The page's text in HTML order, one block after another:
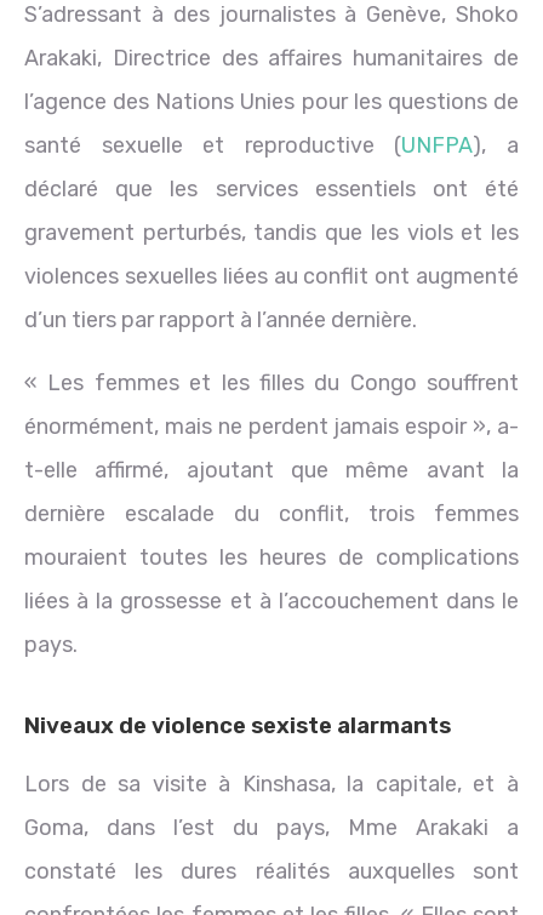
S’adressant à des journalistes à Genève, Shoko
Arakaki, Directrice des affaires humanitaires de
l’agence des Nations Unies pour les questions de
santé sexuelle et reproductive (UNFPA), a
déclaré que les services essentiels ont été
gravement perturbés, tandis que les viols et les
violences sexuelles liées au conflit ont augmenté
d’un tiers par rapport à l’année dernière.
« Les femmes et les filles du Congo souffrent
énormément, mais ne perdent jamais espoir », a-
t-elle affirmé, ajoutant que même avant la
dernière escalade du conflit, trois femmes
mouraient toutes les heures de complications
liées à la grossesse et à l’accouchement dans le
pays.
Niveaux de violence sexiste alarmants
Lors de sa visite à Kinshasa, la capitale, et à
Goma, dans l’est du pays, Mme Arakaki a
constaté les dures réalités auxquelles sont